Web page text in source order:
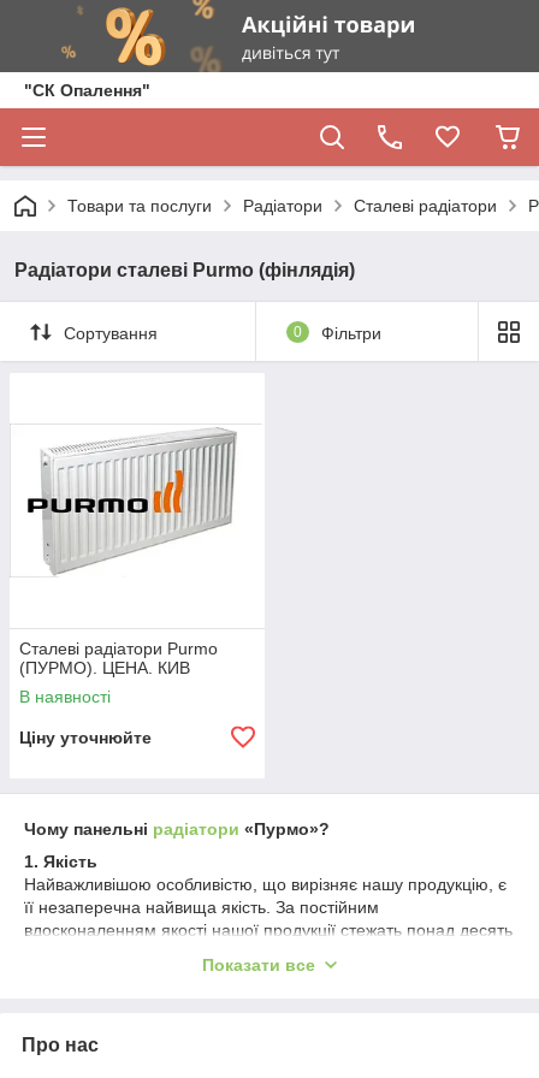
"СК Опалення"
Товари та послуги Радіатори Сталеві радіатори
Радіатори сталеві Purmo (фінлядія)
Сортування 0 Фільтри
Сталеві радіатори Purmo
(ПУРМО). ЦЕНА. КИВ
В наявності
Ціну уточнюйте
Чому панельні радіатори «Пурмо»?
1. Якість
Найважливішою особливістю, що вирізняє нашу продукцію, є
її незаперечна найвища якість. За постійним
вдосконаленням якості нашої продукції стежать понад десять
ISO 14000, контрольована British Standards Institution Quality
(ґрунтувальна) і електростатичного напилення (кінцева)
Показати все
Про нас